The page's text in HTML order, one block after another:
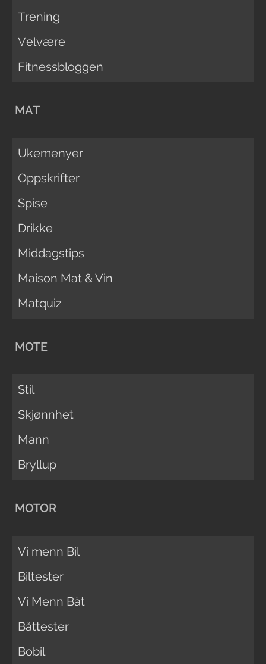
Trening
Velvære
Fitnessbloggen
MAT
Ukemenyer
Oppskrifter
Spise
Drikke
Middagstips
Maison Mat & Vin
Matquiz
MOTE
Stil
Skjønnhet
Mann
Bryllup
MOTOR
Vi menn Bil
Biltester
Vi Menn Båt
Båttester
Bobil